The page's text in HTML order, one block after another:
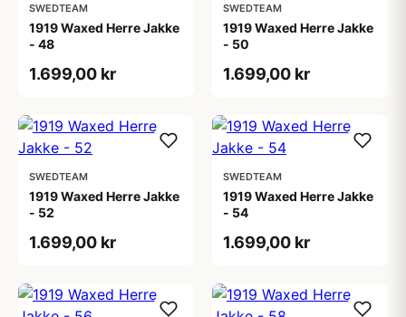
SWEDTEAM
1919 Waxed Herre Jakke
- 48
1.699,00 kr
SWEDTEAM
1919 Waxed Herre Jakke
- 50
1.699,00 kr
SWEDTEAM
1919 Waxed Herre Jakke
- 52
1.699,00 kr
SWEDTEAM
1919 Waxed Herre Jakke
- 54
1.699,00 kr